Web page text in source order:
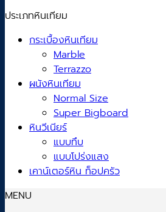
ประเภทหินเทียม
กระเบื้องหินเทียม
Marble
Terrazzo
ผนังหินเทียม
Normal Size
Super Bigboard
หินวีเนียร์
แบบทึบ
แบบโปร่งแสง
เคาน์เตอร์หิน ท็อปครัว
MENU